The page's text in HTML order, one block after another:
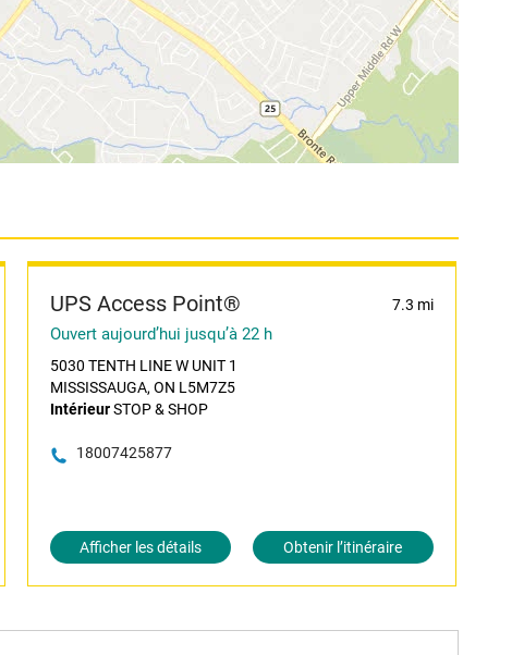
UPS Access Point® 7.3 mi
Ouvert aujourd’hui jusqu’à 22 h
5030 TENTH LINE W UNIT 1
MISSISSAUGA, ON L5M7Z5
IntérieurSTOP & SHOP
18007425877
Afficher les détails Obtenir l’itinéraire